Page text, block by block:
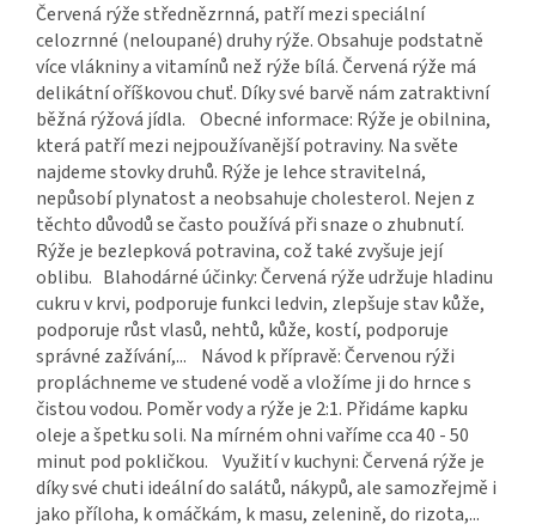
Červená rýže střednězrnná, patří mezi speciální
celozrnné (neloupané) druhy rýže. Obsahuje podstatně
více vlákniny a vitamínů než rýže bílá. Červená rýže má
delikátní oříškovou chuť. Díky své barvě nám zatraktivní
běžná rýžová jídla. Obecné informace: Rýže je obilnina,
která patří mezi nejpoužívanější potraviny. Na světe
najdeme stovky druhů. Rýže je lehce stravitelná,
nepůsobí plynatost a neobsahuje cholesterol. Nejen z
těchto důvodů se často používá při snaze o zhubnutí.
Rýže je bezlepková potravina, což také zvyšuje její
oblibu. Blahodárné účinky: Červená rýže udržuje hladinu
cukru v krvi, podporuje funkci ledvin, zlepšuje stav kůže,
podporuje růst vlasů, nehtů, kůže, kostí, podporuje
správné zažívání,... Návod k přípravě: Červenou rýži
propláchneme ve studené vodě a vložíme ji do hrnce s
čistou vodou. Poměr vody a rýže je 2:1. Přidáme kapku
oleje a špetku soli. Na mírném ohni vaříme cca 40 - 50
minut pod pokličkou. Využití v kuchyni: Červená rýže je
díky své chuti ideální do salátů, nákypů, ale samozřejmě i
jako příloha, k omáčkám, k masu, zelenině, do rizota,...